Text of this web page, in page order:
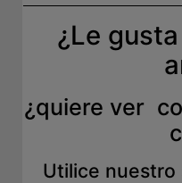
¿Le
¿quiere ver
Utilice